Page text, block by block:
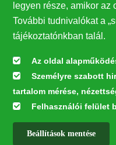
Hírlevél feliratkozás
Értesüljön elsőként
Feliratkozás
legyen része, amikor az
További tudnivalókat a
tájékoztatónkban talál.
Az oldal
Személyre szabott
tartalom mérése,
Felhasználói felület
Beállítások mentése